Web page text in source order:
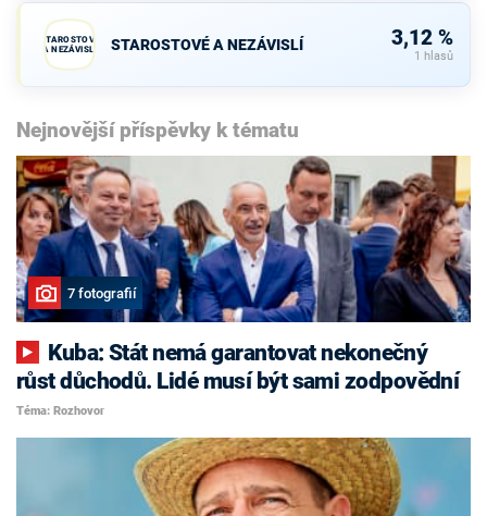
STAROSTOVÉ
A NEZÁVISLÍ
STAROSTOVÉ A NEZÁVISLÍ 3,12 %
1 hlasů
Nejnovější příspěvky k tématu
7 fotografií
růst důchodů. Lidé musí být sami zodpovědní
Téma: Rozhovor